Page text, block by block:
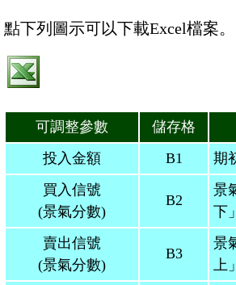
點下列圖示可以下載Excel檔案。
可調整參數 儲存格
投入金額
B1
期
買入信號
(景氣分數)
B2
景
下
賣出信號
(景氣分數)
B3
景
上